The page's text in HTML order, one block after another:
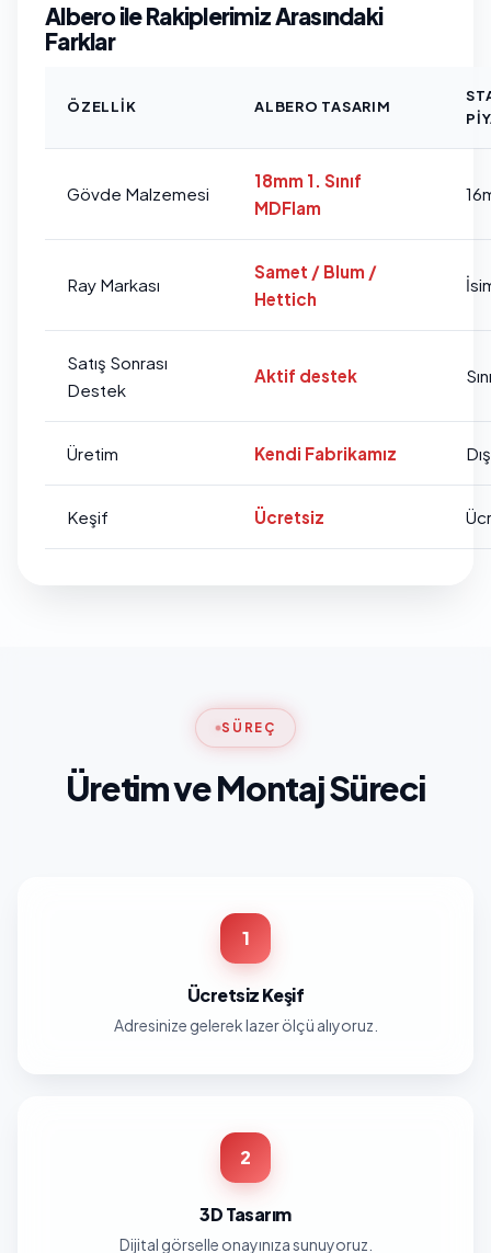
Albero ile Rakiplerimiz Arasındaki
Farklar
ÖZELLIK ALBERO TASARIM
Gövde Malzemesi
18mm 1. Sınıf
MDFlam
Ray Markası
Samet / Blum /
Hettich
Satış Sonrası
Destek
Aktif destek
Üretim Kendi Fabrikamız
Keşif Ücretsiz
SÜREÇ
Üretim ve Montaj Süreci
1
Ücretsiz Keşif
Adresinize gelerek lazer ölçü alıyoruz.
2
3D Tasarım
Dijital görselle onayınıza sunuyoruz.